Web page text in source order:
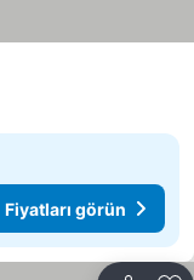
Fiyatları görün